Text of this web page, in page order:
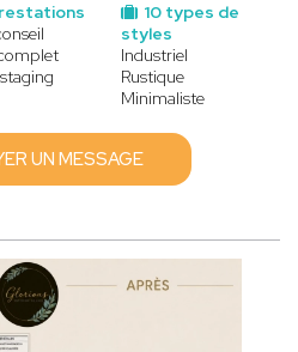
10 types de
styles
Industriel
Rustique
Minimaliste
UN MESSAGE